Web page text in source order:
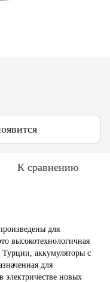
К сравнению
для
высокотехнологичная
аккумуляторы с
для
электричестве новых